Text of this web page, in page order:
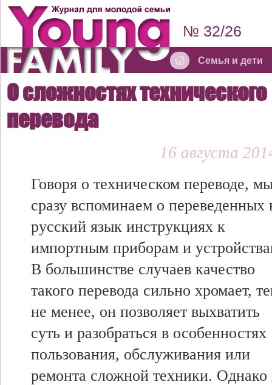
№ 32/26
Семья и дети
О сложностях технического
перевода
16 августа
Говоря о техническом переводе,
сразу вспоминаем о переведенных
русский язык инструкциях к
импортным приборам и
В большинстве случаев качество
такого перевода сильно хромает,
не менее, он позволяет выхватить
суть и разобраться в особенностях
пользования, обслуживания или
ремонта сложной техники. Однако